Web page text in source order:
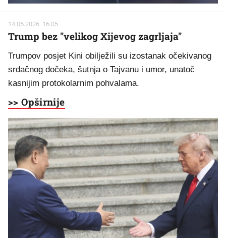
14.05.2026. 16:05
Trump bez "velikog Xijevog zagrljaja"
Trumpov posjet Kini obilježili su izostanak očekivanog
srdačnog dočeka, šutnja o Tajvanu i umor, unatoč
kasnijim protokolarnim pohvalama.
>> Opširnije